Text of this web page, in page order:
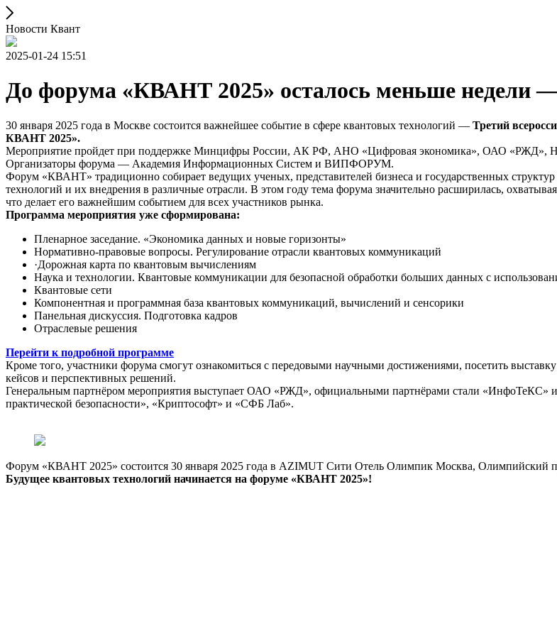
Новости Квант
2025-01-24 15:51
До форума «КВАНТ 2025» осталось меньше недели
30 января 2025 года в Москве состоится важнейшее событие в сфере квантовых технологий — Третий
КВАНТ 2025».
Мероприятие пройдет при поддержке Минцифры России, АК РФ, АНО «Цифровая экономика», ОАО «РЖД»,
Организаторы форума — Академия Информационных Систем и ВИПФОРУМ.
Форум «КВАНТ» традиционно собирает ведущих ученых, представителей бизнеса и государственных
технологий и их внедрения в различные отрасли. В этом году тема форума значительно расширилась,
что делает его важнейшим событием для всех участников рынка.
Программа мероприятия уже сформирована:
Пленарное заседание. «Экономика данных и новые горизонты»
Нормативно-правовые вопросы. Регулирование отрасли квантовых коммуникаций
·Дорожная карта по квантовым вычислениям
Наука и технологии. Квантовые коммуникации для безопасной обработки больших данных с
Квантовые сети
Компонентная и программная база квантовых коммуникаций, вычислений и сенсорики
Панельная дискуссия. Подготовка кадров
Отраслевые решения
Перейти к подробной программе
Кроме того, участники форума смогут ознакомиться с передовыми научными достижениями, посетить
кейсов и перспективных решений.
Генеральным партнёром мероприятия выступает ОАО «РЖД», официальными партнёрами стали
практической безопасности», «Криптософт» и «СФБ Лаб».
Форум «КВАНТ 2025» состоится 30 января 2025 года в AZIMUT Сити Отель Олимпик Москва, Олимпийский
Будущее квантовых технологий начинается на форуме «КВАНТ 2025»!